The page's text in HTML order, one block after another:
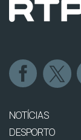
NOTÍCIAS
DESPORTO